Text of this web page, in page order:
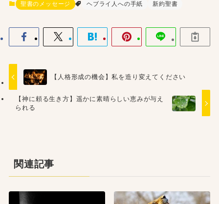
聖書のメッセージ ヘブライ人への手紙 新約聖書
【人格形成の機会】私を造り変えてください
【神に頼る生き方】遥かに素晴らしい恵みが与え
られる
関連記事